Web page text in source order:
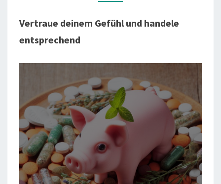
WISSEN
Vertraue deinem Gefühl und handele
entsprechend